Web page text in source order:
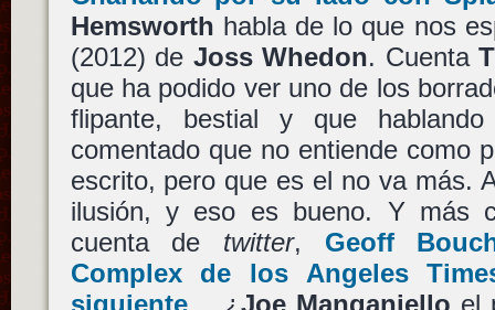
Hemsworth habla de lo que nos
(2012) de Joss Whedon. Cuenta
que ha podido ver uno de los
flipante, bestial y que
comentado que no entiende como
escrito, pero que es el no va más.
ilusión, y eso es bueno. Y más
cuenta de twitter, Geoff
Complex de los Angeles
siguiente… ¿ Joe Manganiello el